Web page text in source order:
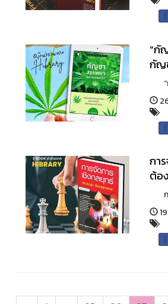
“กั
กัญ
“กั
กา
ต้อ
กา